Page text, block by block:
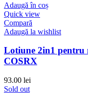
Adaugă în coș
Quick view
Compară
Adaugă la wishlist
Lotiune 2in1 pentru
COSRX
93.00 lei
Sold out